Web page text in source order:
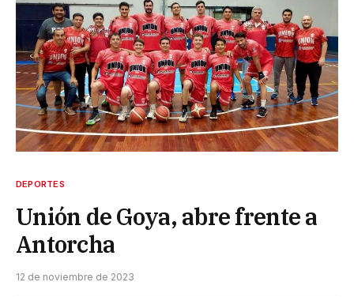
DEPORTES
Unión de Goya, abre frente a
Antorcha
12 de noviembre de 2023